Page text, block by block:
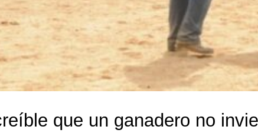
que un ganadero no